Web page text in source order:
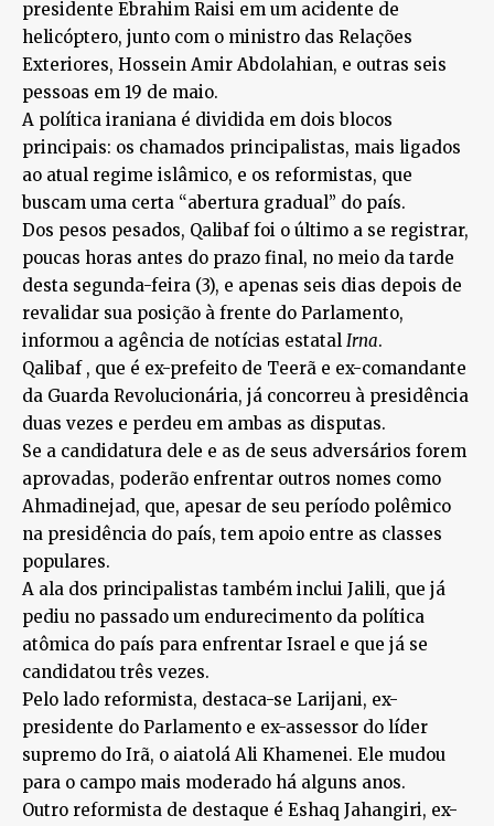
presidente Ebrahim Raisi em um acidente de
helicóptero, junto com o ministro das Relações
Exteriores, Hossein Amir Abdolahian, e outras seis
pessoas em 19 de maio.
A política iraniana é dividida em dois blocos
principais: os chamados principalistas, mais ligados
ao atual regime islâmico, e os reformistas, que
buscam uma certa “abertura gradual” do país.
Dos pesos pesados, Qalibaf foi o último a se registrar,
poucas horas antes do prazo final, no meio da tarde
desta segunda-feira (3), e apenas seis dias depois de
revalidar sua posição à frente do Parlamento,
informou a agência de notícias estatal Irna.
Qalibaf , que é ex-prefeito de Teerã e ex-comandante
da Guarda Revolucionária, já concorreu à presidência
duas vezes e perdeu em ambas as disputas.
Se a candidatura dele e as de seus adversários forem
aprovadas, poderão enfrentar outros nomes como
Ahmadinejad, que, apesar de seu período polêmico
na presidência do país, tem apoio entre as classes
populares.
A ala dos principalistas também inclui Jalili, que já
pediu no passado um endurecimento da política
atômica do país para enfrentar Israel e que já se
candidatou três vezes.
Pelo lado reformista, destaca-se Larijani, ex-
presidente do Parlamento e ex-assessor do líder
supremo do Irã, o aiatolá Ali Khamenei. Ele mudou
para o campo mais moderado há alguns anos.
Outro reformista de destaque é Eshaq Jahangiri, ex-